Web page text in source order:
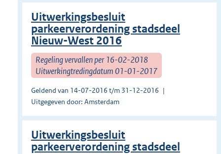
Uitwerkingsbesluit
parkeerverordening stadsdeel
Nieuw-West 2016
Regeling vervallen per 16-02-2018
Uitwerkingtredingdatum 01-01-2017
Geldend van 14-07-2016 t/m 31-12-2016
Uitgegeven door: Amsterdam
Uitwerkingsbesluit
parkeerverordening stadsdeel